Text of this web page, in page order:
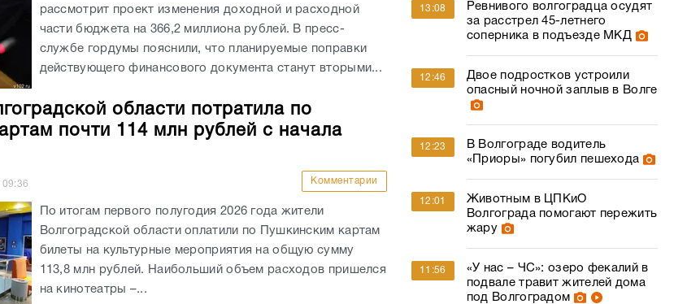
рассмотрит проект изменения доходной и расходной
части бюджета на 366,2 миллиона рублей. В пресс-
службе гордумы пояснили, что планируемые поправки
действующего финансового документа станут вторыми...
области потратила по
почти 114 млн рублей с начала
09:36 Комментарии
По итогам первого полугодия 2026 года жители
Волгоградской области оплатили по Пушкинским картам
билеты на культурные мероприятия на общую сумму
113,8 млн рублей. Наибольший объем расходов пришелся
на кинотеатры –...
13:08
Ревнивого волгоградца осудят
за расстрел 45-летнего
соперника в подъезде МКД
12:46
Двое подростков устроили
опасный ночной заплыв в Волге
12:23
В Волгограде водитель
«Приоры» погубил пешехода
12:01
Животным в ЦПКиО
Волгограда помогают пережить
жару
11:56
«У нас – ЧС»: озеро фекалий в
подвале травит жителей дома
под Волгоградом